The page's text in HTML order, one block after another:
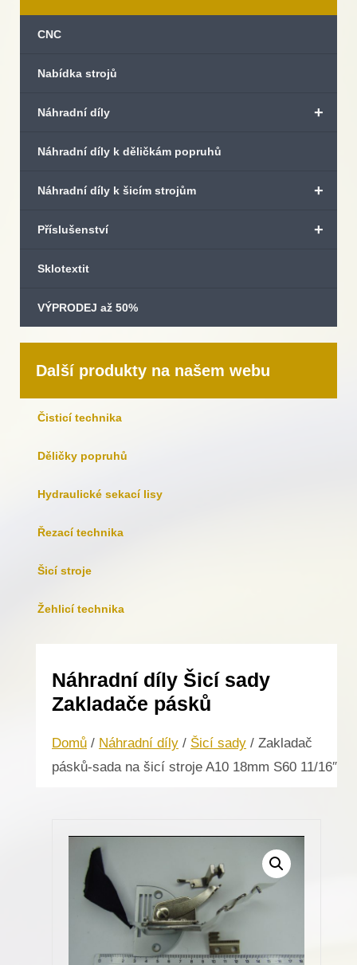
CNC
Nabídka strojů
+
Náhradní díly
Náhradní díly k děličkám popruhů
+
Náhradní díly k šicím strojům
+
Příslušenství
Sklotextit
VÝPRODEJ až 50%
Další produkty na našem webu
Čisticí technika
Děličky popruhů
Hydraulické sekací lisy
Řezací technika
Šicí stroje
Žehlicí technika
Náhradní díly Šicí sady
Zakladače pásků
Domů / Náhradní díly / Šicí sady / Zakladač
pásků-sada na šicí stroje A10 18mm S60 11/16″